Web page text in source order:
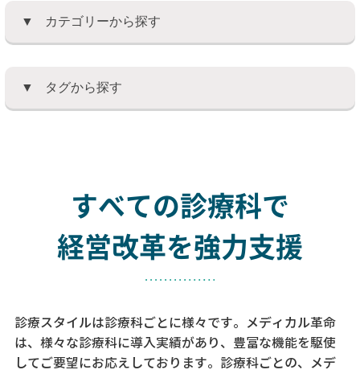
カテゴリーから探す
タグから探す
すべての診療科で
経営改革を強力支援
診療スタイルは診療科ごとに様々です。メディカル革命
は、様々な診療科に導入実績があり、 豊富な機能を駆使
してご要望にお応えしております。 診療科ごとの、メデ